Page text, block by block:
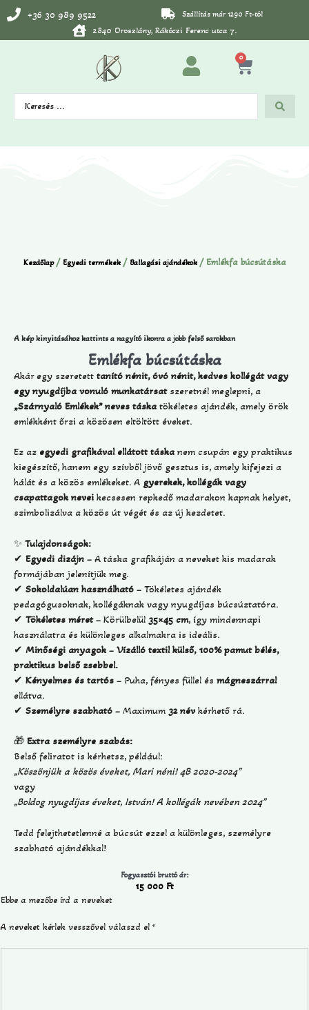
+36 30 989 9522 Szállítás már 1290 Ft-tól
2840 Oroszlány, Rákóczi Ferenc utca 7.
0
Kezdőlap/ Egyedi termékek/ Ballagási ajándékok/ Emlékfa búcsútáska
A kép kinyitásához kattints a nagyító ikonra a jobb felső sarokban
Emlékfa búcsútáska
Akár egy szeretett tanító nénit, óvó nénit, kedves kollégát vagy
egy nyugdíjba vonuló munkatársatszeretnél meglepni, a
„Szárnyaló Emlékek” neves táska tökéletes ajándék, amely örök
emlékként őrzi a közösen eltöltött éveket.
Ez az egyedi grafikával ellátott táska nem csupán egy praktikus
kiegészítő, hanem egy szívből jövő gesztus is, amely kifejezi a
hálát és a közös emlékeket. A gyerekek, kollégák vagy
csapattagok nevei kecsesen repkedő madarakon kapnak helyet,
szimbolizálva a közös út végét és az új kezdetet.
✨ Tulajdonságok:
✔ Egyedi dizájn – A táska grafikáján a neveket kis madarak
formájában jelenítjük meg.
✔ Sokoldalúan használható – Tökéletes ajándék
pedagógusoknak, kollégáknak vagy nyugdíjas búcsúztatóra.
✔ Tökéletes méret– Körülbelül 35×45 cm, így mindennapi
használatra és különleges alkalmakra is ideális.
✔ Minőségi anyagok– Vízálló textil külső, 100% pamut bélés,
praktikus belső zsebbel.
✔ Kényelmes és tartós – Puha, fényes füllel és mágneszárral
ellátva.
✔ Személyre szabható – Maximum 32 név kérhető rá.
🎁 Extra személyre szabás:
Belső feliratot is kérhetsz, például:
„Köszönjük a közös éveket, Mari néni! 4B 2020-2024”
vagy
„Boldog nyugdíjas éveket, István! A kollégák nevében 2024”
Tedd felejthetetlenné a búcsút ezzel a különleges, személyre
szabható ajándékkal!
Fogyasztói bruttó ár:
15 000 Ft
Ebbe a mezőbe írd a neveket
A neveket kérlek vesszővel válaszd el *